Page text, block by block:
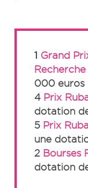
1 Grand
Recherche
000 euros
4 Prix
dotation
5 Prix
une
2 Bourses
dotation